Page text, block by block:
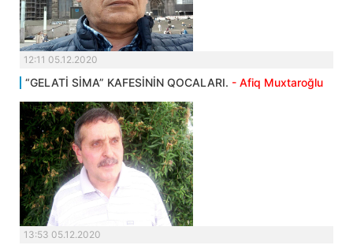
12:11 05.12.2020
“GELATİ SİMA” KAFESİNİN QOCALARI. - Afiq Muxtaroğlu
13:53 05.12.2020